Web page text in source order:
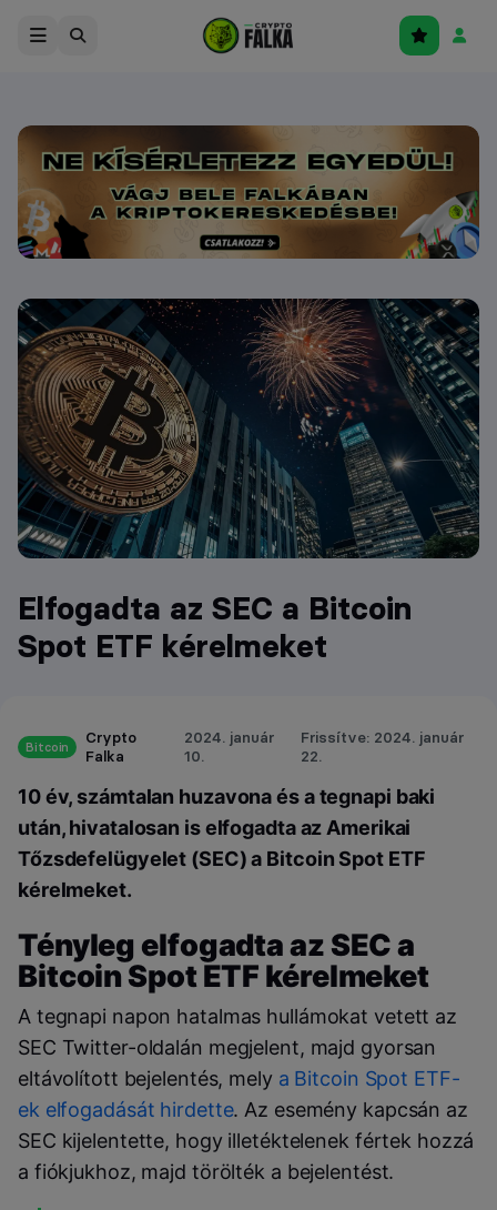
Elfogadta az SEC a Bitcoin
Spot ETF kérelmeket
Bitcoin
Crypto
Falka
2024. január
10.
Frissítve: 2024. január
22.
10 év, számtalan huzavona és a tegnapi baki
után, hivatalosan is elfogadta az Amerikai
Tőzsdefelügyelet (SEC) a Bitcoin Spot ETF
kérelmeket.
Tényleg elfogadta az SEC a
Bitcoin Spot ETF kérelmeket
A tegnapi napon hatalmas hullámokat vetett az
SEC Twitter-oldalán megjelent, majd gyorsan
eltávolított bejelentés, mely a Bitcoin Spot ETF-
ek elfogadását hirdette. Az esemény kapcsán az
SEC kijelentette, hogy illetéktelenek fértek hozzá
a fiókjukhoz, majd törölték a bejelentést.